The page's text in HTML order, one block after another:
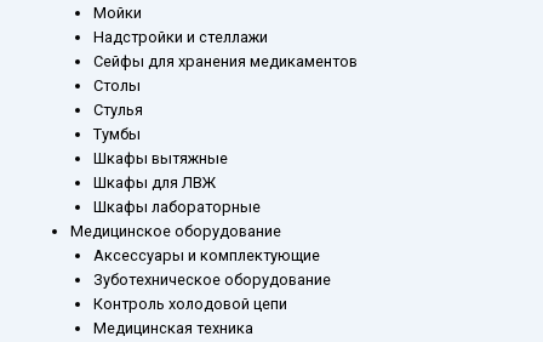
Мойки
Надстройки и стеллажи
Сейфы для хранения медикаментов
Столы
Стулья
Тумбы
Шкафы вытяжные
Шкафы для ЛВЖ
Шкафы лабораторные
Медицинское оборудование
Аксессуары и комплектующие
Зуботехническое оборудование
Контроль холодовой цепи
Медицинская техника